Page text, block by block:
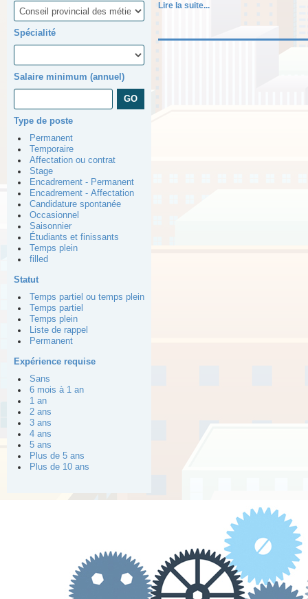
Spécialité
Salaire minimum (annuel)
Type de poste
Permanent
Temporaire
Affectation ou contrat
Stage
Encadrement - Permanent
Encadrement - Affectation
Candidature spontanée
Occasionnel
Saisonnier
Étudiants et finissants
Temps plein
filled
Statut
Temps partiel ou temps plein
Temps partiel
Temps plein
Liste de rappel
Permanent
Expérience requise
Sans
6 mois à 1 an
1 an
2 ans
3 ans
4 ans
5 ans
Plus de 5 ans
Plus de 10 ans
Lire la suite...